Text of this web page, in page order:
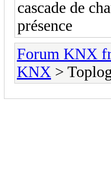
cascade de
présence
Forum KNX
KNX >